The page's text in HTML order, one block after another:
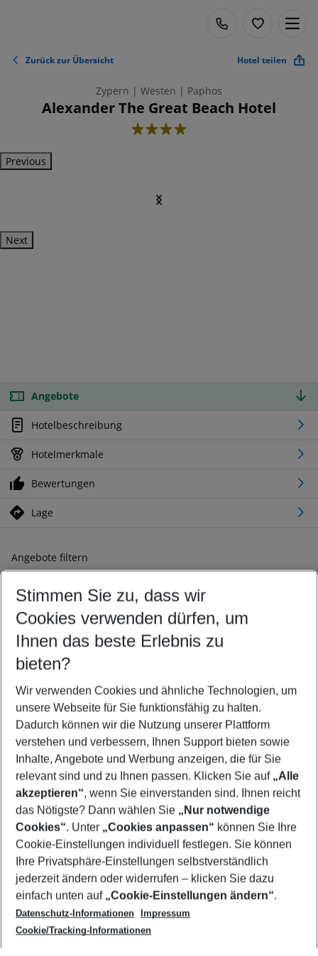
Zurück zur Übersicht Hotel teilen
Zypern | Westen | Paphos
Alexander The Great Beach Hotel
4
Previous
Next
Angebote
Hotelbeschreibung
Hotelmerkmale
Bewertungen
Lage
Angebote filtern
Ändern Sie Ihre Kriterien nach Ihren Wünschen
Abflughafen wählen
Beliebiger Abflughafen
Reisezeitraum wählen
10.08.26– 08.08.27 5-8 Nächte
2 Erwachsene Keine Kinder
Mehr Filter anzeigen
Footer
Footer navigation
Über uns
AGB
Cookie-Einstellungen ändern
Cookie-Richtlinie
Datenschutz
Service & Hilfe
Barrierefreies Reisen
Check-in
Folgen Sie uns
Stimmen Sie zu, dass wir
Cookies verwenden dürfen, um
Ihnen das beste Erlebnis zu
bieten?
Wir verwenden Cookies und ähnliche Technologien, um
unsere Webseite für Sie funktionsfähig zu halten.
Dadurch können wir die Nutzung unserer Plattform
verstehen und verbessern, Ihnen Support bieten sowie
Inhalte, Angebote und Werbung anzeigen, die für Sie
relevant sind und zu Ihnen passen. Klicken Sie auf „Alle
akzeptieren“, wenn Sie einverstanden sind. Ihnen reicht
das Nötigste? Dann wählen Sie „Nur notwendige
Cookies“. Unter „Cookies anpassen“ können Sie Ihre
Cookie-Einstellungen individuell festlegen. Sie können
Ihre Privatsphäre-Einstellungen selbstverständlich
jederzeit ändern oder widerrufen – klicken Sie dazu
einfach unten auf „Cookie-Einstellungen ändern“.
Datenschutz-Informationen
Impressum
Cookie/Tracking-Informationen